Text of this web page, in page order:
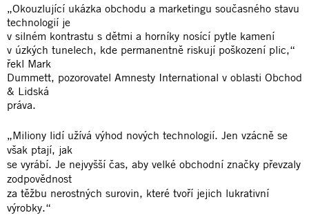
„Okouzlující ukázka obchodu a marketingu současného stavu
technologií je
v silném kontrastu s dětmi a horníky nosící pytle kamení
v úzkých tunelech, kde permanentně riskují poškození plic,“
řekl Mark
Dummett, pozorovatel Amnesty International v oblasti Obchod
& Lidská
práva.
„Miliony lidí užívá výhod nových technologií. Jen vzácně se
však ptají, jak
se vyrábí. Je nejvyšší čas, aby velké obchodní značky převzaly
zodpovědnost
za těžbu nerostných surovin, které tvoří jejich lukrativní
výrobky.“